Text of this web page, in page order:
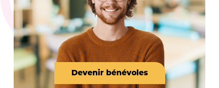
Devenir bénévoles